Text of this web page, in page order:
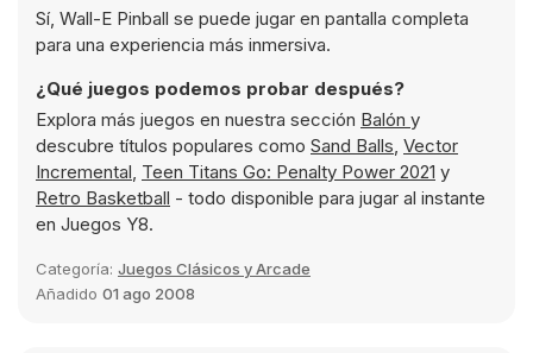
Sí, Wall-E Pinball se puede jugar en pantalla completa
para una experiencia más inmersiva.
¿Qué juegos podemos probar después?
Explora más juegos en nuestra sección Balón y
descubre títulos populares como Sand Balls, Vector
Incremental, Teen Titans Go: Penalty Power 2021 y
Retro Basketball - todo disponible para jugar al instante
en Juegos Y8.
Categoría: Juegos Clásicos y Arcade
Añadido 01 ago 2008